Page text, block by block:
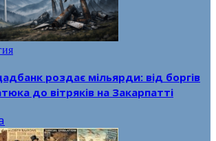
роздає мільярди: від боргів
до вітряків на Закарпатті